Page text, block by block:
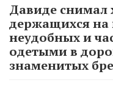
Давиде снимал
держащихся на
неудобных и
одетыми в
знаменитых